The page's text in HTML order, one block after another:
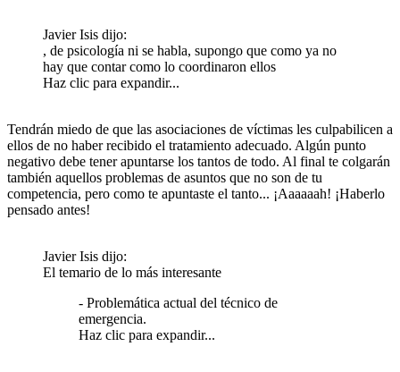
Javier Isis dijo:
, de psicología ni se habla, supongo que como ya no
hay que contar como lo coordinaron ellos
Haz clic para expandir...
Tendrán miedo de que las asociaciones de víctimas les culpabilicen a
ellos de no haber recibido el tratamiento adecuado. Algún punto
negativo debe tener apuntarse los tantos de todo. Al final te colgarán
también aquellos problemas de asuntos que no son de tu
competencia, pero como te apuntaste el tanto... ¡Aaaaaah! ¡Haberlo
pensado antes!
Javier Isis dijo:
El temario de lo más interesante
- Problemática actual del técnico de
emergencia.
Haz clic para expandir...